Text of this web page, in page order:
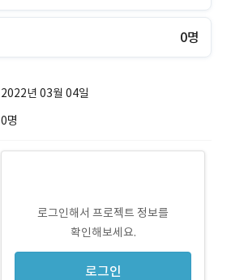
0명
2022년 03월 04일
0명
로그인해서 프로젝트 정보를
확인해보세요.
로그인